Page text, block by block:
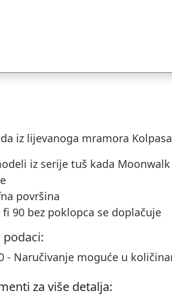
iz lijevanoga mramora
iz serije tuš kada
površina
90 bez poklopca se doplačuje
podaci:
- Naručivanje moguće u
za više detalja: